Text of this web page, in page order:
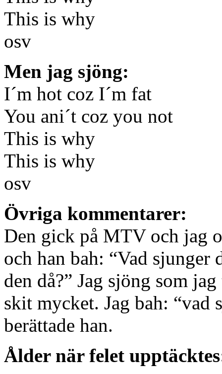
This is why
osv
Men jag sjöng:
I´m hot coz I´m fat
You ani´t coz you not
This is why
This is why
osv
Övriga kommentarer:
Den gick på MTV och jag
och han bah: “Vad sjunger
den då?” Jag sjöng som
skit mycket. Jag bah: “vad
berättade han.
Ålder när felet